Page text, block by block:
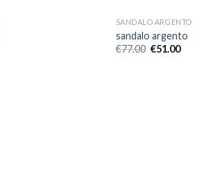
SANDALO ARGENTO
sandalo argento
€77.00 €51.00